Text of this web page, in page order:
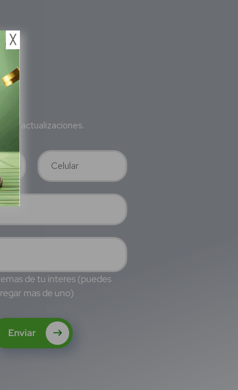
actualizaciones.
de tu interes (puedes
mas de uno)
Enviar
╳